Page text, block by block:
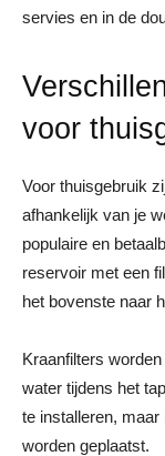
servies en in de
voor
Voor thuisgebruik
afhankelijk van je
populaire en
reservoir met een
het bovenste naar
Kraanfilters
water tijdens het
te installeren, maar
worden geplaatst.